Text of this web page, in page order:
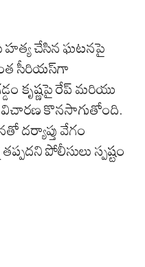
చేసిన ఘటనపై
సీరియస్‌గా
కృష్ణపై రేప్ మరియు
విచారణ కొనసాగుతోంది.
దర్యాప్తు వేగం
పోలీసులు స్పష్టం